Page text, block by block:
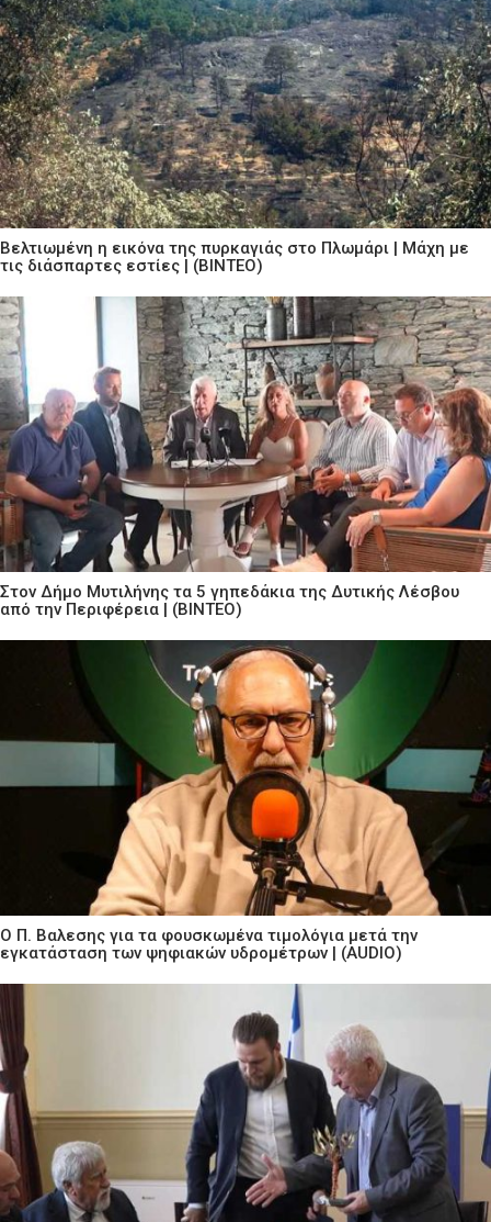
Βελτιωμένη η εικόνα της πυρκαγιάς στο Πλωμάρι | Μάχη με
τις διάσπαρτες εστίες | (ΒΙΝΤΕΟ)
Στον Δήμο Μυτιλήνης τα 5 γηπεδάκια της Δυτικής Λέσβου
από την Περιφέρεια | (ΒΙΝΤΕΟ)
Ο Π. Βαλεσης για τα φουσκωμένα τιμολόγια μετά την
εγκατάσταση των ψηφιακών υδρομέτρων | (AUDIO)